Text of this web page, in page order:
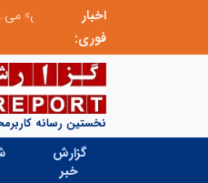
اخبار
فوری:
نخستین رسانه
گزارش
خبر